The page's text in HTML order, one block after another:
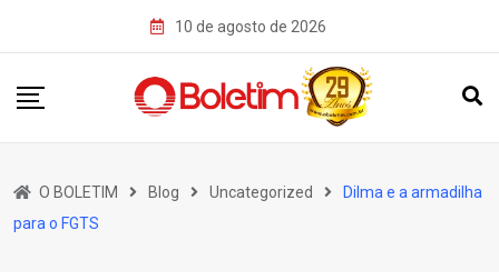
10 de agosto de 2026
O BOLETIM Blog Uncategorized
Dilma e a armadilha
para o FGTS